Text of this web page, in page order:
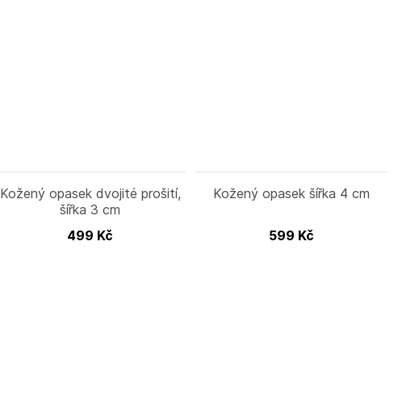
Kožený opasek dvojité prošití,
šířka 3 cm
499 Kč
Kožený opasek šířka 4 cm
599 Kč